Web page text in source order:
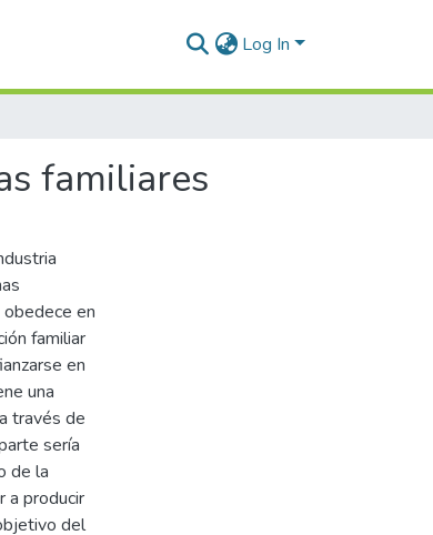
Log In
familiares
en
familiar
en
una
través de
sería
de la
a producir
del